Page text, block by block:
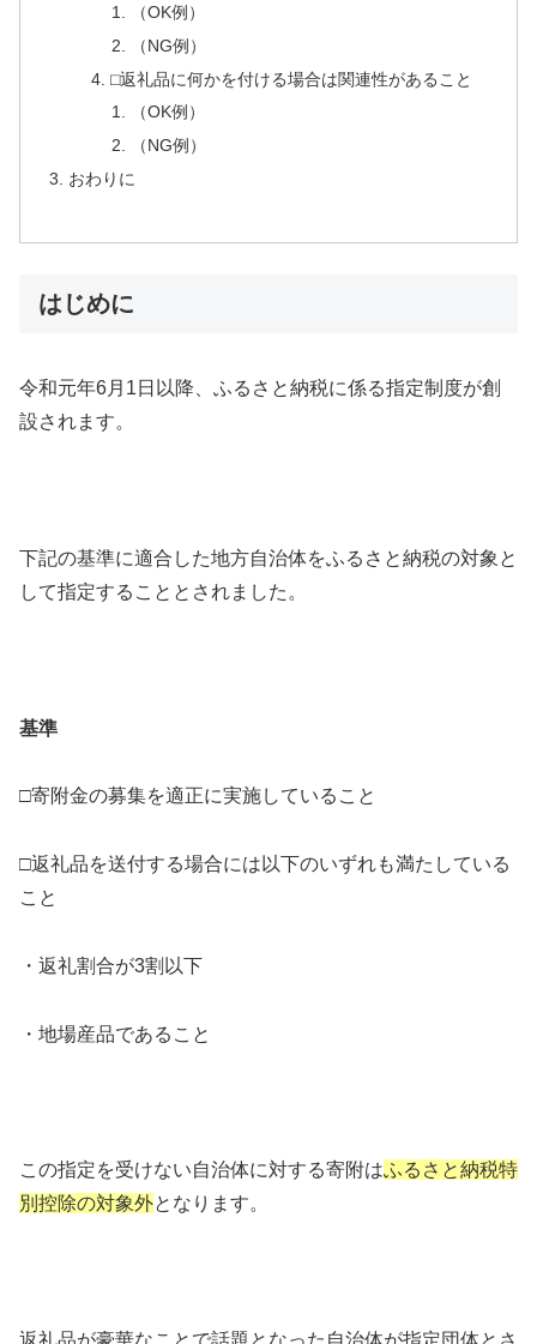
（OK例）
（NG例）
⬜︎返礼品に何かを付ける場合は関連性があること
（OK例）
（NG例）
おわりに
はじめに
令和元年6月1日以降、ふるさと納税に係る指定制度が創
設されます。
下記の基準に適合した地方自治体をふるさと納税の対象と
して指定することとされました。
基準
□寄附金の募集を適正に実施していること
□返礼品を送付する場合には以下のいずれも満たしている
こと
・返礼割合が3割以下
・地場産品であること
この指定を受けない自治体に対する寄附はふるさと納税特
別控除の対象外となります。
返礼品が豪華なことで話題となった自治体が指定団体とさ